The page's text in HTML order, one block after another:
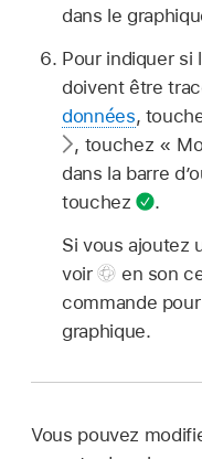
dans le
Pour indiquer si
doivent être
données,
, touchez «
dans la barre
touchez
.
Si vous ajoutez
voir
en son
commande
graphique.
Vous pouvez